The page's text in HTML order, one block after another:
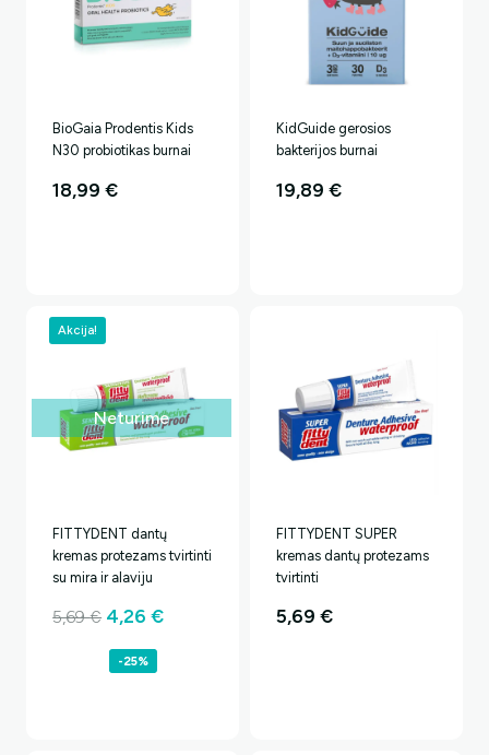
BioGaia Prodentis Kids
N30 probiotikas burnai
18,99€
KidGuide gerosios
bakterijos burnai
19,89€
Akcija!
Neturime
FITTYDENT dantų
kremas protezams tvirtinti
su mira ir alaviju
5,69€ Original
price
was:
4,26€Current
-25%
FITTYDENT SUPER
kremas dantų protezams
tvirtinti
5,69€